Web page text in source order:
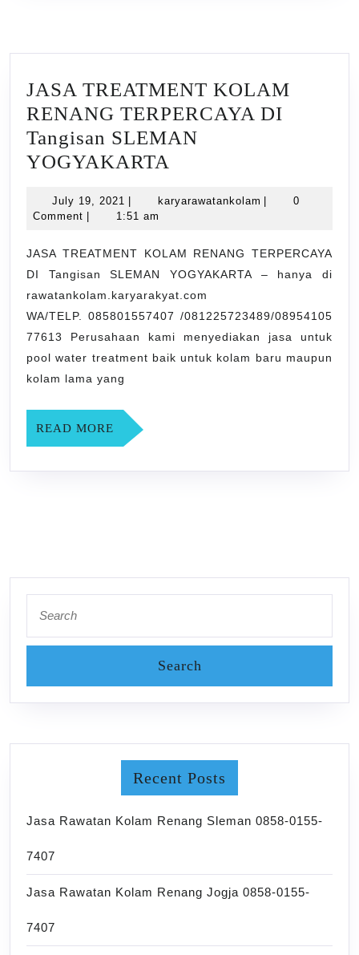
JASA TREATMENT KOLAM
RENANG TERPERCAYA DI
Tangisan SLEMAN
YOGYAKARTA
KOLAM
TERPERCAYA
DI
Tangisan
SLEMAN
YOGYAKARTA
July 19, 2021 July
19,
| karyarawatankolam |
0
Comment | 1:51 am
JASA TREATMENT KOLAM RENANG TERPERCAYA
DI Tangisan SLEMAN YOGYAKARTA – hanya di
rawatankolam.karyarakyat.com
WA/TELP. 085801557407 /081225723489/08954105
77613 Perusahaan kami menyediakan jasa untuk
pool water treatment baik untuk kolam baru maupun
kolam lama yang
READ MORE READ
MORE
for:
Recent Posts
Jasa Rawatan Kolam Renang Sleman 0858-0155-
7407
Jasa Rawatan Kolam Renang Jogja 0858-0155-
7407